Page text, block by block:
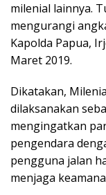
milenial lainnya.
mengurangi
Kapolda Papua,
Maret 2019.
Dikatakan,
dilaksanakan
mengingatkan
pengendara
pengguna jalan
menjaga